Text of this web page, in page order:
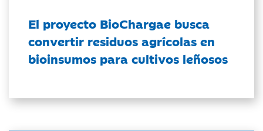
El proyecto BioChargae busca
convertir residuos agrícolas en
bioinsumos para cultivos leñosos